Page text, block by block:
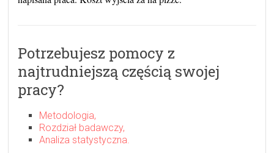
Potrzebujesz pomocy z
najtrudniejszą częścią swojej
pracy?
Metodologia,
Rozdział badawczy,
Analiza statystyczna.